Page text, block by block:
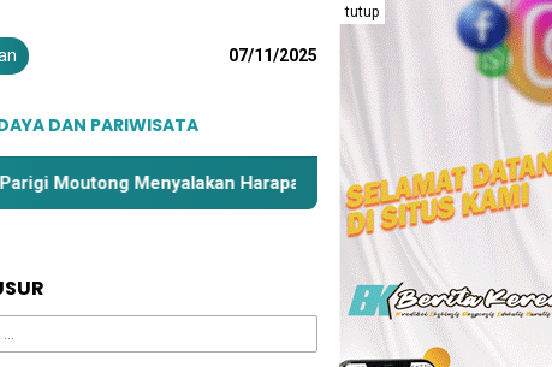
tutup
07/11/2025
DAN PARIWISATA
Menyalakan Harapan bagi Pekerja Rentan Pemkab